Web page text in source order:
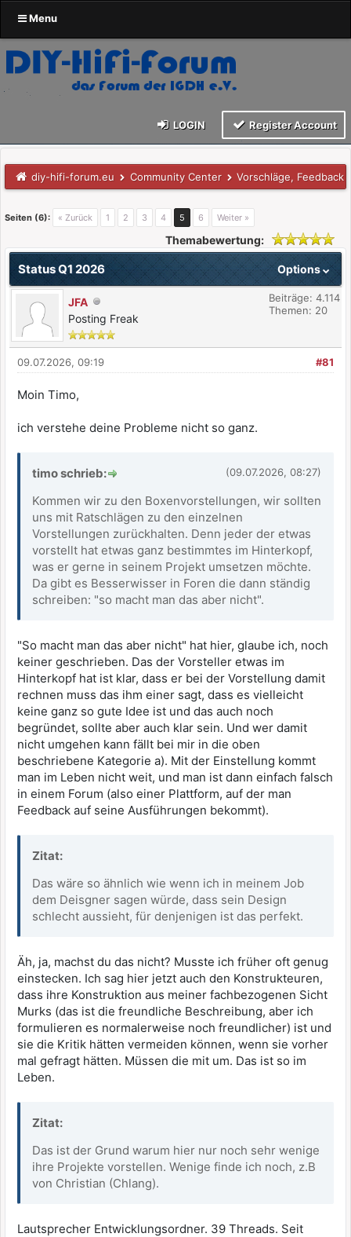
Menu
LOGIN Register Account
diy-hifi-forum.eu Community Center Vorschläge, Feedback
Seiten (6): « Zurück 1 2 3 4 5 6 Weiter »
Themabewertung:
Options
Status Q1 2026
JFA
Posting Freak
Beiträge: 4.114
Themen: 20
#81
09.07.2026, 09:19
Moin Timo,
ich verstehe deine Probleme nicht so ganz.
(09.07.2026, 08:27)
timo schrieb:
Kommen wir zu den Boxenvorstellungen, wir sollten
uns mit Ratschlägen zu den einzelnen
Vorstellungen zurückhalten. Denn jeder der etwas
vorstellt hat etwas ganz bestimmtes im Hinterkopf,
was er gerne in seinem Projekt umsetzen möchte.
Da gibt es Besserwisser in Foren die dann ständig
schreiben: "so macht man das aber nicht".
"So macht man das aber nicht" hat hier, glaube ich, noch
keiner geschrieben. Das der Vorsteller etwas im
Hinterkopf hat ist klar, dass er bei der Vorstellung damit
rechnen muss das ihm einer sagt, dass es vielleicht
keine ganz so gute Idee ist und das auch noch
begründet, sollte aber auch klar sein. Und wer damit
nicht umgehen kann fällt bei mir in die oben
beschriebene Kategorie a). Mit der Einstellung kommt
man im Leben nicht weit, und man ist dann einfach falsch
in einem Forum (also einer Plattform, auf der man
Feedback auf seine Ausführungen bekommt).
Zitat:
Das wäre so ähnlich wie wenn ich in meinem Job
dem Deisgner sagen würde, dass sein Design
schlecht aussieht, für denjenigen ist das perfekt.
Äh, ja, machst du das nicht? Musste ich früher oft genug
einstecken. Ich sag hier jetzt auch den Konstrukteuren,
dass ihre Konstruktion aus meiner fachbezogenen Sicht
Murks (das ist die freundliche Beschreibung, aber ich
formulieren es normalerweise noch freundlicher) ist und
sie die Kritik hätten vermeiden können, wenn sie vorher
mal gefragt hätten. Müssen die mit um. Das ist so im
Leben.
Zitat:
Das ist der Grund warum hier nur noch sehr wenige
ihre Projekte vorstellen. Wenige finde ich noch, z.B
von Christian (Chlang).
Lautsprecher Entwicklungsordner. 39 Threads. Seit